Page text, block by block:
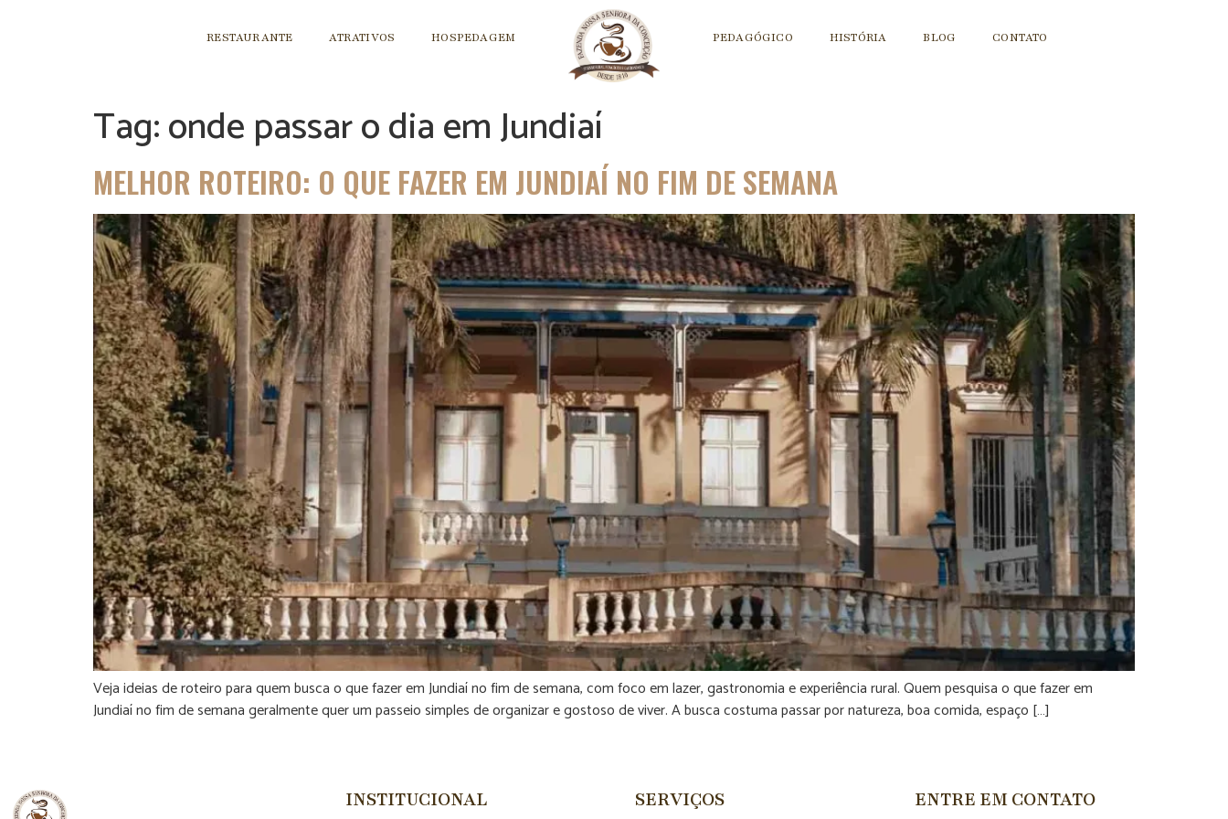
RESTAURANTE ATRATIVOS HOSPEDAGEM PEDAGÓGICO HISTÓRIA BLOG CONTATO
Tag:onde passar o dia em Jundiaí
MELHOR ROTEIRO: O QUE FAZER EM JUNDIAÍ NO FIM DE SEMANA
Veja ideias de roteiro para quem busca o que fazer em Jundiaí no fim de semana, com foco em lazer, gastronomia e experiência rural. Quem pesquisa o que fazer em
Jundiaí no fim de semana geralmente quer um passeio simples de organizar e gostoso de viver. A busca costuma passar por natureza, boa comida, espaço […]
INSTITUCIONAL SERVIÇOS ENTRE EM CONTATO